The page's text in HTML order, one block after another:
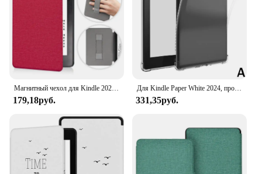
Магнитный чехол для Kindle 2022 Paperwhite 5 4 3, 2021, 8, 10, 11 поколения, 6, 6,8 дюйма
179,18руб.
Для Kindle Paper White 2024, прозрачный защитный чехол 12-го поколения, четырехугольный, против падения, против царапин, пылезащитный, простой
331,35руб.